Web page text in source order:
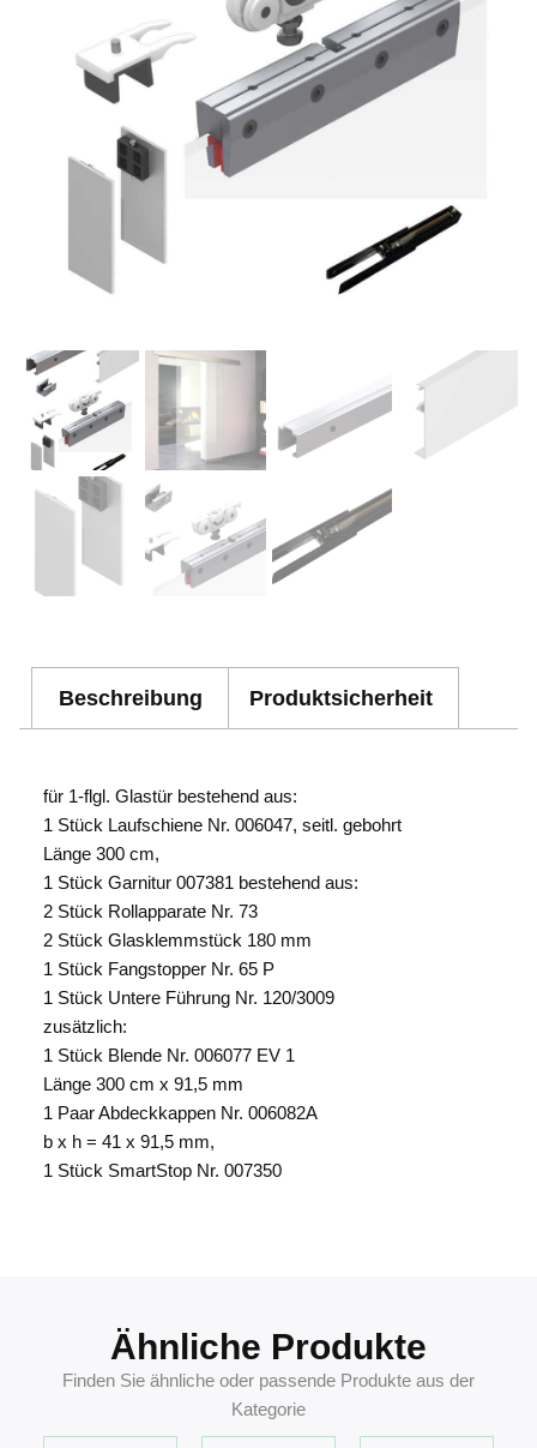
Beschreibung Produktsicherheit
für 1-flgl. Glastür bestehend aus:
1 Stück Laufschiene Nr. 006047, seitl. gebohrt
Länge 300 cm,
1 Stück Garnitur 007381 bestehend aus:
2 Stück Rollapparate Nr. 73
2 Stück Glasklemmstück 180 mm
1 Stück Fangstopper Nr. 65 P
1 Stück Untere Führung Nr. 120/3009
zusätzlich:
1 Stück Blende Nr. 006077 EV 1
Länge 300 cm x 91,5 mm
1 Paar Abdeckkappen Nr. 006082A
b x h = 41 x 91,5 mm,
1 Stück SmartStop Nr. 007350
Ähnliche Produkte
Finden Sie ähnliche oder passende Produkte aus der
Kategorie